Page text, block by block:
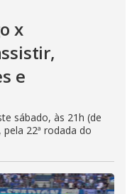
x
e
sábado, às 21h (de
22ª rodada do